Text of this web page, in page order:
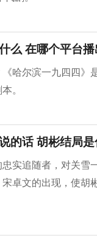
么 在哪个平台播
哈尔滨一九四四
。
的话 胡彬结局是
实追随者，对关
卓文的出现，使